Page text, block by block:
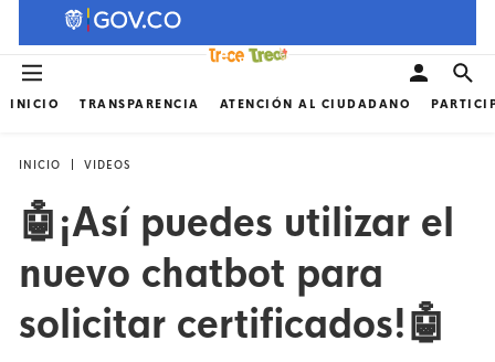
INICIO TRANSPARENCIA ATENCIÓN AL CIUDADANO
INICIO VIDEOS
🤖¡Así puedes utilizar el
nuevo chatbot para
solicitar certificados!🤖